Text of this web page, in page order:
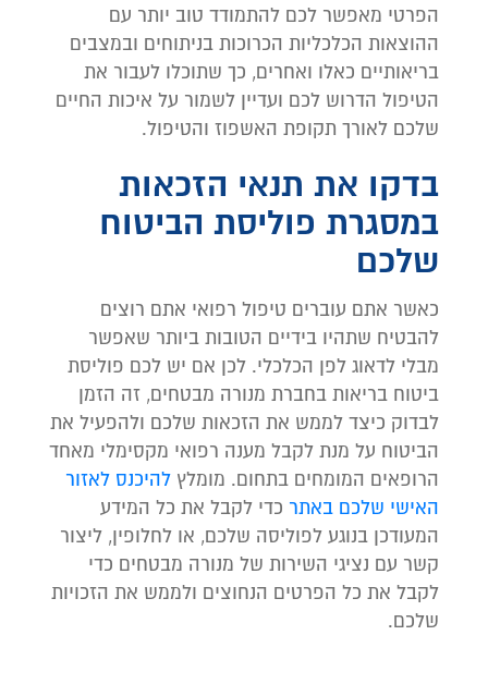
הפרטי מאפשר לכם להתמודד טוב יותר עם
ההוצאות הכלכליות הכרוכות בניתוחים ובמצבים
בריאותיים כאלו ואחרים, כך שתוכלו לעבור את
הטיפול הדרוש לכם ועדיין לשמור על איכות החיים
שלכם לאורך תקופת האשפוז והטיפול.
בדקו את תנאי הזכאות
במסגרת פוליסת הביטוח
שלכם
כאשר אתם עוברים טיפול רפואי אתם רוצים
להבטיח שתהיו בידיים הטובות ביותר שאפשר
מבלי לדאוג לפן הכלכלי. לכן אם יש לכם פוליסת
ביטוח בריאות בחברת מנורה מבטחים, זה הזמן
לבדוק כיצד לממש את הזכאות שלכם ולהפעיל את
הביטוח על מנת לקבל מענה רפואי מקסימלי מאחד
הרופאים המומחים בתחום. מומלץ להיכנס לאזור
האישי שלכם באתר כדי לקבל את כל המידע
המעודכן בנוגע לפוליסה שלכם, או לחלופין, ליצור
קשר עם נציגי השירות של מנורה מבטחים כדי
לקבל את כל הפרטים הנחוצים ולממש את הזכויות
שלכם.